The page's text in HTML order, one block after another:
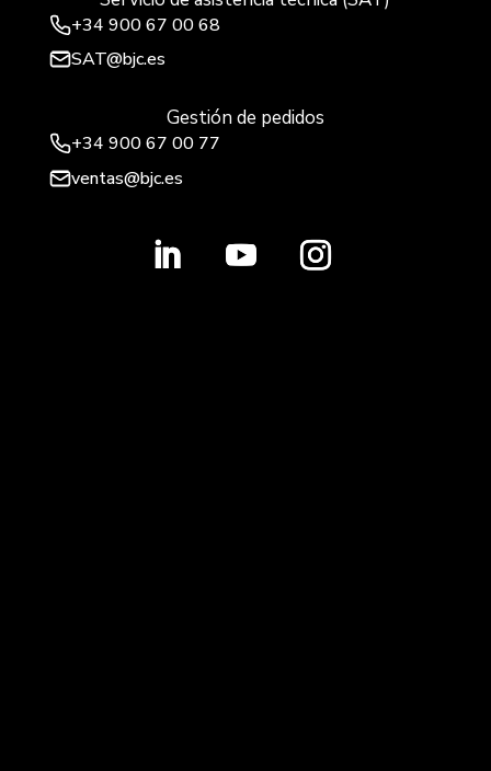
+34 900 67 00 68
SAT@bjc.es
Gestión de pedidos
+34 900 67 00 77
ventas@bjc.es